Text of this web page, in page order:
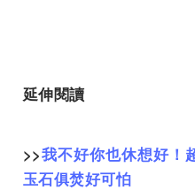
延伸閱讀
>>我不好你也休想好！
玉石俱焚好可怕